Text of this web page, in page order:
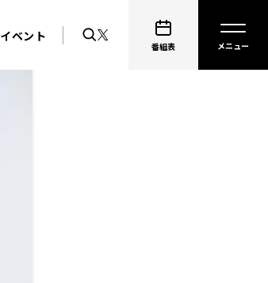
イベント
番組表